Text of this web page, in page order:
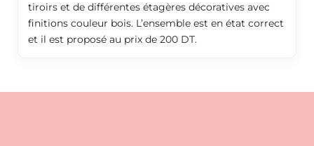
tiroirs et de différentes étagères décoratives avec
finitions couleur bois. L’ensemble est en état correct
et il est proposé au prix de 200 DT.